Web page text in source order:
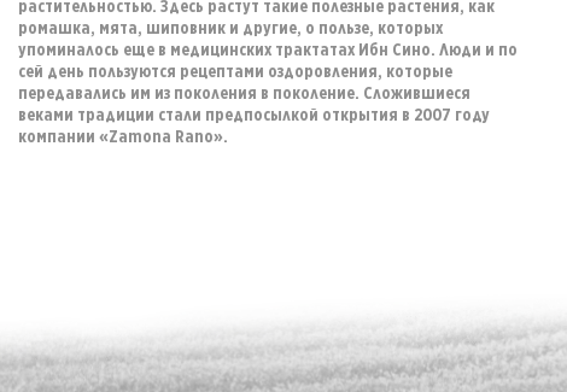
растительностью. Здесь растут такие полезные растения, как
ромашка, мята, шиповник и другие, о пользе, которых
упоминалось еще в медицинских трактатах Ибн Сино. Люди и по
сей день пользуются рецептами оздоровления, которые
передавались им из поколения в поколение. Сложившиеся
веками традиции стали предпосылкой открытия в 2007 году
компании «Zamona Rano».